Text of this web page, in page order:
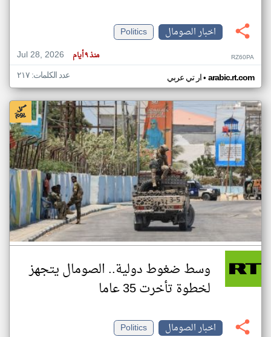
اخبار الصومال
Politics
Jul 28, 2026
منذ ٩ أيام RZ60PA
ار تي عربي• arabic.rt.com عدد الكلمات: ٢١٧
وسط ضغوط دولية.. الصومال يتجهز
لخطوة تأخرت 35 عاما
اخبار الصومال
Politics